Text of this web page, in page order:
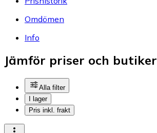
Omdömen
Info
Jämför priser och butiker
Alla filter
I lager
Pris inkl. frakt